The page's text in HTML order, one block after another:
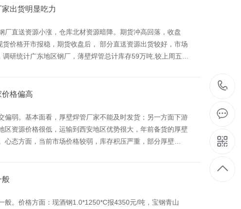
出货明显吃力
厂直送资源小涨，仓库北材资源暗降。期货冲高回落，收盘
价格开市报稳，期货收盘后， 部分直送资源出货较好，市场
研统计广东地区钢厂，薄壁焊管总计库存59万吨,较上周五…
格偏高
偏弱。基本面看，厚壁焊管厂家不能及时发货；另一方面下游
区资源价格很低，运输到西安地区优势很大，年前备货的厚壁
态方面，当前市场价格较弱，库存积压严重，部分厚壁…
般
般。价格方面：现酒钢1.0*1250*C报4350元/吨，宝钢青山